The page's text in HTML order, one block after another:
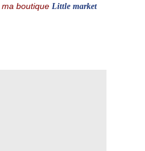
boutique Little market